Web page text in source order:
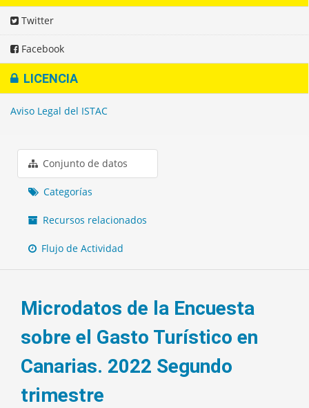
Twitter
Facebook
LICENCIA
Aviso Legal del ISTAC
Conjunto de datos
Categorías
Recursos relacionados
Flujo de Actividad
Microdatos de la Encuesta
sobre el Gasto Turístico en
Canarias. 2022 Segundo
trimestre